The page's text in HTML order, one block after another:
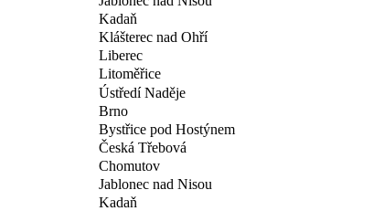
Kadaň
Klášterec nad Ohří
Liberec
Litoměřice
Ústředí Naděje
Brno
Bystřice pod Hostýnem
Česká Třebová
Chomutov
Jablonec nad Nisou
Kadaň